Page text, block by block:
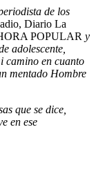
de los
Diario La
POPULAR y
adolescente,
camino en cuanto
mentado Hombre
que se dice,
en ese